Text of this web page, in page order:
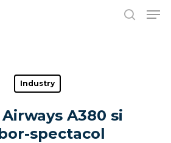
or ESC to close
Industry
A380 si
spectacol